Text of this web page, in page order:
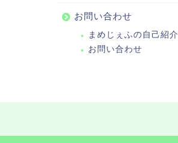
お問い合わせ
まめじぇふの自己紹介
お問い合わせ